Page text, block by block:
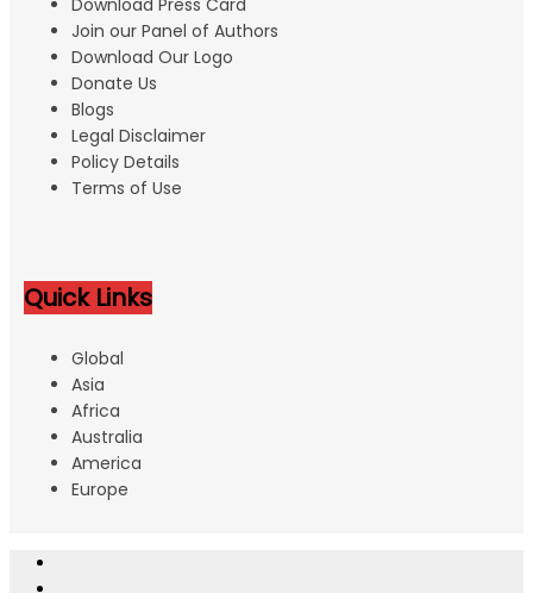
Download Press Card
Join our Panel of Authors
Download Our Logo
Donate Us
Blogs
Legal Disclaimer
Policy Details
Terms of Use
Quick Links
Global
Asia
Africa
Australia
America
Europe